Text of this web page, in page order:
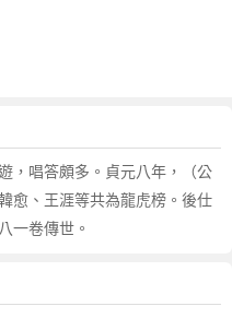
，唱答頗多。貞元八年，（公
愈、王涯等共為龍虎榜。後仕
一卷傳世。